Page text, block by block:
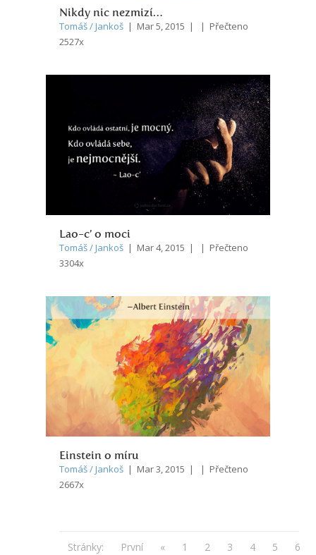
Nikdy nic nezmizí…
Tomáš / Jankoš | Mar 5, 2015 | | Přečteno
2527x
Lao-c’ o moci
Tomáš / Jankoš | Mar 4, 2015 | | Přečteno
3304x
Einstein o míru
Tomáš / Jankoš | Mar 3, 2015 | | Přečteno
2667x
Stránky: První « 1 2 3 4 5 6